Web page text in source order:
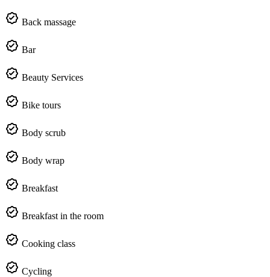
Back massage
Bar
Beauty Services
Bike tours
Body scrub
Body wrap
Breakfast
Breakfast in the room
Cooking class
Cycling